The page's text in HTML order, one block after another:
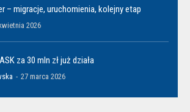
– migracje, uruchomienia, kolejny etap
2026
za 30 mln zł już działa
- 27 marca 2026